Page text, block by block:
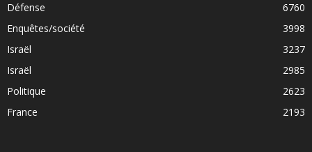
Défense
6760
Enquêtes/société
3998
Israël
3237
Israël
2985
Politique
2623
France
2193